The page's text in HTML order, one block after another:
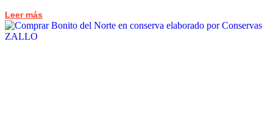
Leer más